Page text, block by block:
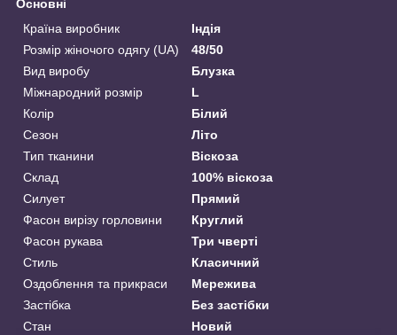
Основні
Країна виробник
Індія
Розмір жіночого одягу (UA)
48/50
Вид виробу
Блузка
Міжнародний розмір
L
Колір
Білий
Сезон
Літо
Тип тканини
Віскоза
Склад
100% віскоза
Силует
Прямий
Фасон вирізу горловини
Круглий
Фасон рукава
Три чверті
Стиль
Класичний
Оздоблення та прикраси
Мережива
Застібка
Без застібки
Стан
Новий